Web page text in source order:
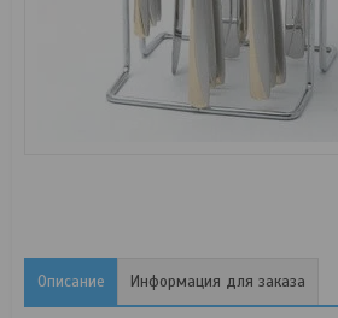
Описание Информация для заказа